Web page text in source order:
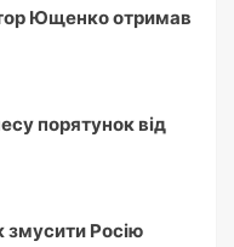
Ющенко отримав
порятунок від
змусити Росію